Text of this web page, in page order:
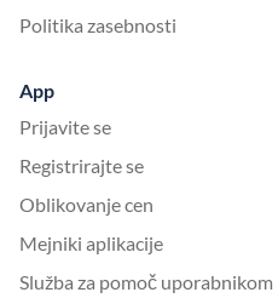
Politika zasebnosti
App
Prijavite se
Registrirajte se
Oblikovanje cen
Mejniki aplikacije
Služba za pomoč uporabnikom